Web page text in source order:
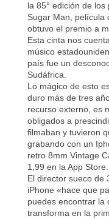
la 85° edición de los
Sugar Man ,
obtuvo el premio a
Esta cinta nos
músico
país fue un
Sudáfrica.
Lo mágico de esto
duro más de tres
recurso externo, es
obligados a
filmaban y tuvieron
grabando con un
retro 8mm Vintage
1,99 en la App Store
El director sueco de
iPhone «hace que
puedes encontrar la
transforma en la